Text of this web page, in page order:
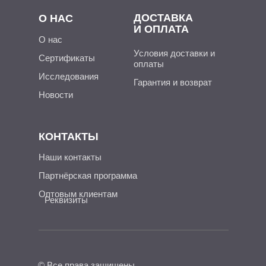
ДОСТАВКА
И ОПЛАТА
КОНТАКТЫ
О НАС
О нас
Условия доставки и
оплаты
Наши контакты
Сертификаты
Исследования
Новости
Гарантия и возврат
Партнёрская программа
Оптовым клиентам
Реквизиты